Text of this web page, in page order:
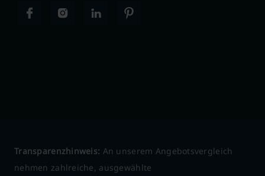
Transparenzhinweis: An unserem Angebotsvergleich
nehmen zahlreiche, ausgewählte